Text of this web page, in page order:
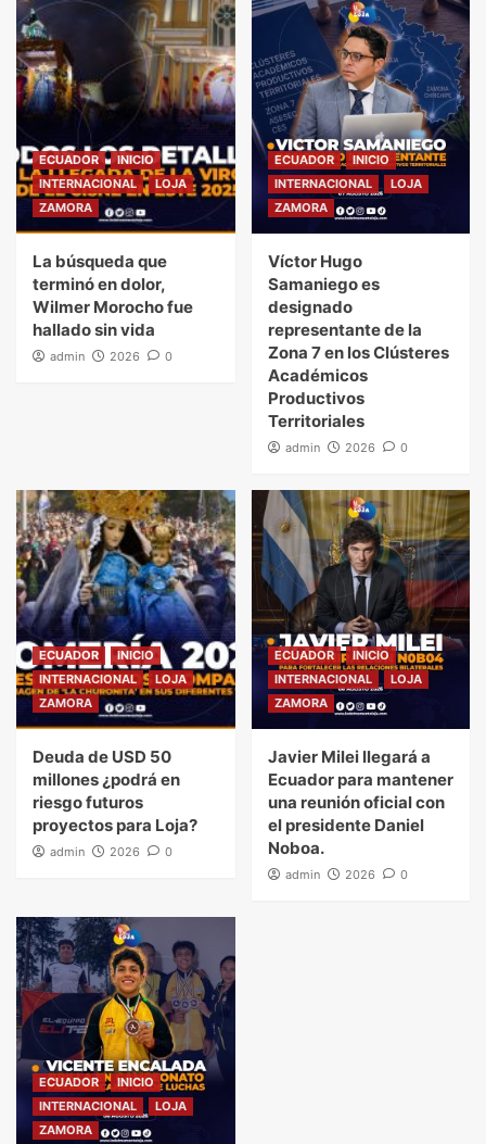
ECUADOR
INICIO
INTERNACIONAL
LOJA
ZAMORA
La búsqueda que
terminó en dolor,
Wilmer Morocho fue
hallado sin vida
admin 2026 0
ECUADOR
INICIO
INTERNACIONAL
LOJA
ZAMORA
Víctor Hugo
Samaniego es
designado
representante de la
Zona 7 en los Clústeres
Académicos
Productivos
Territoriales
admin 2026 0
ECUADOR
INICIO
INTERNACIONAL
LOJA
ZAMORA
Deuda de USD 50
millones ¿podrá en
riesgo futuros
proyectos para Loja?
admin 2026 0
ECUADOR
INICIO
INTERNACIONAL
LOJA
ZAMORA
Javier Milei llegará a
Ecuador para mantener
una reunión oficial con
el presidente Daniel
Noboa.
admin 2026 0
ECUADOR
INICIO
INTERNACIONAL
LOJA
ZAMORA